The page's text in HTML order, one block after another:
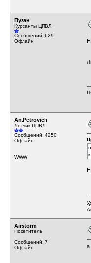
Пузан
Курсанты ЦПВЛ
Сообщений: 629
Офлайн
An.Petrovich
Летчик ЦПВЛ
Сообщений: 4250
Офлайн
WWW
Airstorm
Посетитель
Сообщений: 7
Офлайн
а